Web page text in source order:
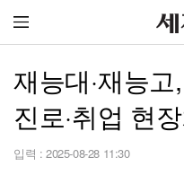
재능대·재능
진로·취업 현
입력 : 2025-08-28 11:30